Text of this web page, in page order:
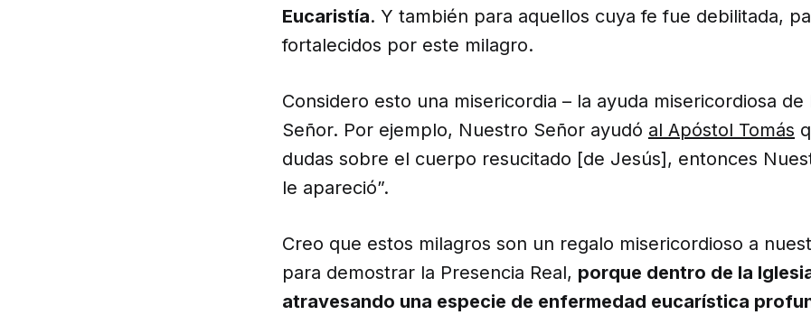
Eucaristía. Y también para aquellos cuya fe fue debilitada,
fortalecidos por este milagro.
Considero esto una misericordia – la ayuda misericordiosa de
Señor. Por ejemplo, Nuestro Señor ayudó al Apóstol Tomás
dudas sobre el cuerpo resucitado [de Jesús], entonces
le apareció”.
Creo que estos milagros son un regalo misericordioso a
para demostrar la Presencia Real, porque dentro de la
atravesando una especie de enfermedad eucarística